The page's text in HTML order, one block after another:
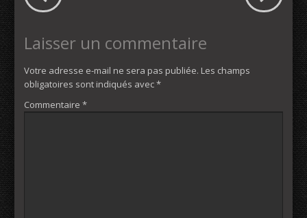
Laisser un commentaire
Votre adresse e-mail ne sera pas publiée. Les champs
obligatoires sont indiqués avec*
Commentaire *